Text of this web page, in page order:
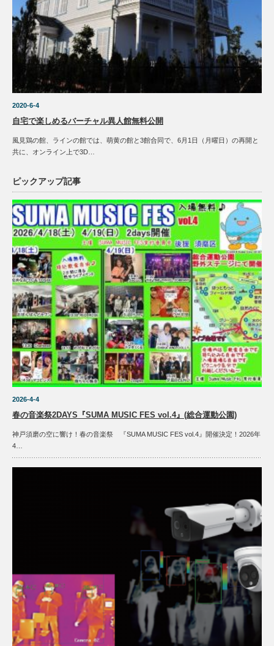
2020-6-4
自宅で楽しめるバーチャル異人館無料公開
風見鶏の館、ラインの館では、萌黄の館と3館合同で、6月1日（月曜日）の再開と
共に、オンライン上で3D…
ピックアップ記事
2026-4-4
春の音楽祭2DAYS『SUMA MUSIC FES vol.4』(総合運動公園)
神戸須磨の空に響け！春の音楽祭 『SUMA MUSIC FES vol.4』開催決定！2026年
4…